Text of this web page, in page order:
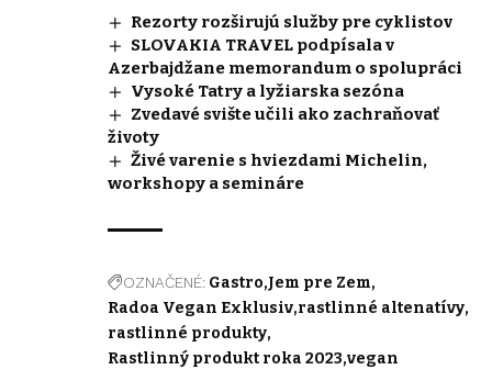
Rezorty rozširujú služby pre cyklistov
SLOVAKIA TRAVEL podpísala v
Azerbajdžane memorandum o spolupráci
Vysoké Tatry a lyžiarska sezóna
Zvedavé svište učili ako zachraňovať
životy
Živé varenie s hviezdami Michelin,
workshopy a semináre
OZNAČENÉ: Gastro Jem pre Zem
Radoa Vegan Exklusiv rastlinné altenatívy
rastlinné produkty
Rastlinný produkt roka 2023 vegan